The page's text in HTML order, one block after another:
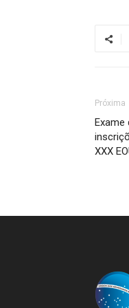
Próxima
Exame
XXX